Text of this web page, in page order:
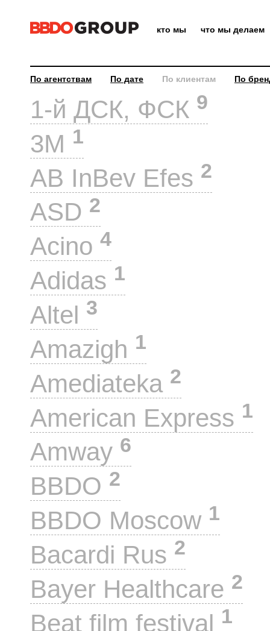
кто мы что мы делаем
По агентствам По дате По клиентам По
1-й ДСК, ФСК 9
3M 1
AB InBev Efes 2
ASD 2
Acino 4
Adidas 1
Altel 3
Amazigh 1
Amediateka 2
American Express 1
Amway 6
BBDO 2
BBDO Moscow 1
Bacardi Rus 2
Bayer Healthcare 2
Beat film festival 1